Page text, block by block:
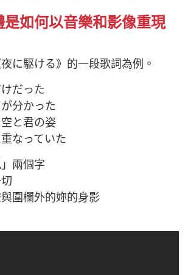
是如何以音樂和影像重現
に駆ける》的一段歌詞為例。
けだった
分かった
と君の姿
なっていた
兩個字
圍欄外的妳的身影